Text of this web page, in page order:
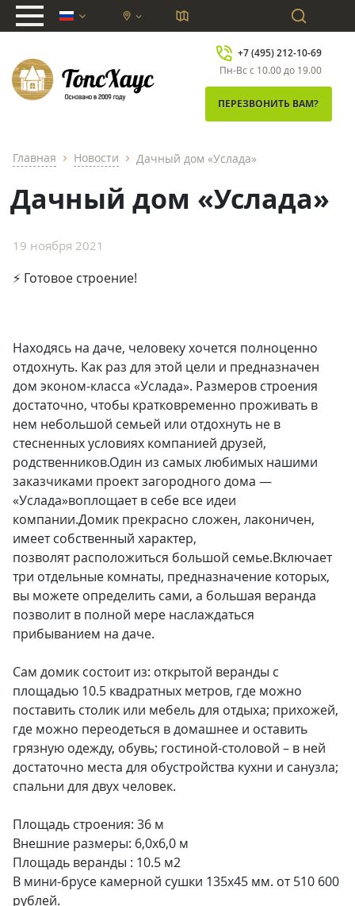
chevron_down
+7 (495) 212-10-69
Пн-Вс с 10.00 до 19.00
ПЕРЕЗВОНИТЬ ВАМ?
Главная chevron_right Новости chevron_right Дачный дом «Услада»
Дачный дом «Услада»
19 ноября 2021
⚡ Готовое строение!
Находясь на даче, человеку хочется полноценно
отдохнуть. Как раз для этой цели и предназначен
дом эконом-класса «Услада». Размеров строения
достаточно, чтобы кратковременно проживать в
нем небольшой семьей или отдохнуть не в
стесненных условиях компанией друзей,
родственников.Один из самых любимых нашими
заказчиками проект загородного дома —
«Услада»воплощает в себе все идеи
компании.Домик прекрасно сложен, лаконичен,
имеет собственный характер,
позволят расположиться большой семье.Включает
три отдельные комнаты, предназначение которых,
вы можете определить сами, а большая веранда
позволит в полной мере наслаждаться
прибыванием на даче.
Сам домик состоит из: открытой веранды с
площадью 10.5 квадратных метров, где можно
поставить столик или мебель для отдыха; прихожей,
где можно переодеться в домашнее и оставить
грязную одежду, обувь; гостиной-столовой – в ней
достаточно места для обустройства кухни и санузла;
спальни для двух человек.
Площадь строения: 36 м
Внешние размеры: 6,0х6,0 м
Площадь веранды : 10.5 м2
В мини-брусе камерной сушки 135x45 мм. от 510 600
рублей.